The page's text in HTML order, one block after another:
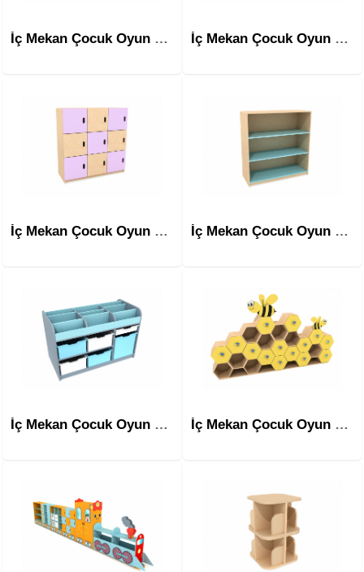
İç Mekan Çocuk Oyun Ekipmanları Mim-1406 İç Mekan Çocuk Oyun Ekipmanları Mim-1407
İç Mekan Çocuk Oyun Ekipmanları Mim-1408 İç Mekan Çocuk Oyun Ekipmanları Mim-1409
İç Mekan Çocuk Oyun Ekipmanları Mim-1410 İç Mekan Çocuk Oyun Ekipmanları Mim-1411